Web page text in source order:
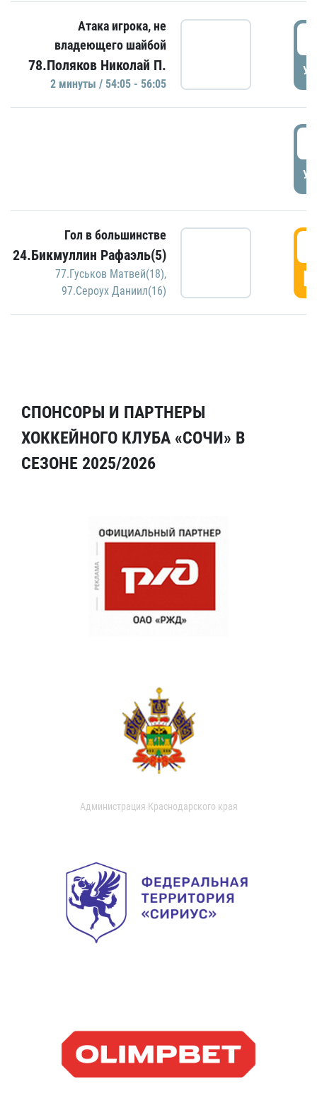
Атака игрока, не
владеющего шайбой
78.Поляков Николай П.
2 минуты / 54:05 - 56:05
Гол в большинстве
24.Бикмуллин Рафаэль(5)
77.Гуськов Матвей(18),
97.Сероух Даниил(16)
СПОНСОРЫ И ПАРТНЕРЫ
ХОККЕЙНОГО КЛУБА «СОЧИ» В
СЕЗОНЕ 2025/2026
Администрация Краснодарского края